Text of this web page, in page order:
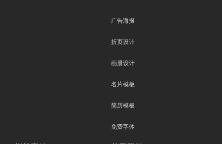
广告海报
折页设计
画册设计
名片模板
简历模板
免费字体